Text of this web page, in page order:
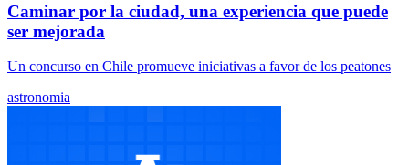
Caminar por la ciudad, una experiencia que puede
ser mejorada
Un concurso en Chile promueve iniciativas a favor de los peatones
astronomia